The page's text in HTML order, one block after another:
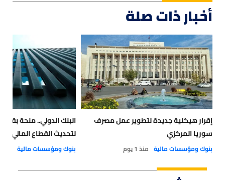
أخبار ذات صلة
إقرار هيكلية جديدة لتطوير عمل مصرف
سوريا المركزي
بنوك ومؤسسات مالية منذ 1 يوم
لتحديث القطاع المالي
بنوك ومؤسسات مالية